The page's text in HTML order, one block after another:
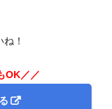
！
OK／／